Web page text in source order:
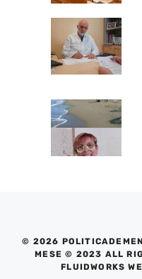
© 2026
MESE © 2023 ALL
FLUIDWORKS